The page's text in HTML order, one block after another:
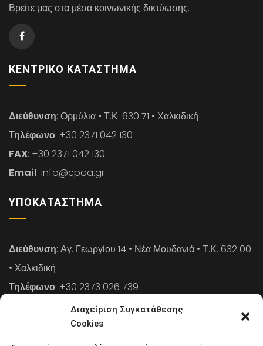
Διαχείριση Συγκατάθεσης
Cookies
Βρείτε μας στα μέσα κοινωνικής δικτύωσης.
ΚΕΝΤΡΙΚΌ ΚΑΤΆΣΤΗΜΑ
Διεύθυνση: Ορμύλια • Τ.Κ. 630 71 • Χαλκιδική
Τηλέφωνο: +30 2371 042 130
FAX: +30 2371 042 130
Email: info@cpaa.gr
ΥΠΟΚΑΤΆΣΤΗΜΑ
Διεύθυνση: Αγ. Γεωργίου 14 • Νέα Μουδανιά • Τ.Κ. 632 00
• Χαλκιδική
Τηλέφωνο: +30 2373 026 739
: +30 2373 026 739
: info@cpaa.gr